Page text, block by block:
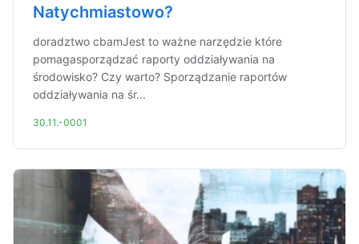
Natychmiastowo?
doradztwo cbamJest to ważne narzędzie które
pomagasporządzać raporty oddziaływania na
środowisko? Czy warto? Sporządzanie raportów
oddziaływania na śr...
30.11.-0001